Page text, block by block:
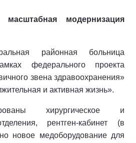
масштабная модернизация
районная больница
федерального проекта
звена здравоохранения»
и активная жизнь».
хирургическое и
рентген‑кабинет (в
новое медоборудование для